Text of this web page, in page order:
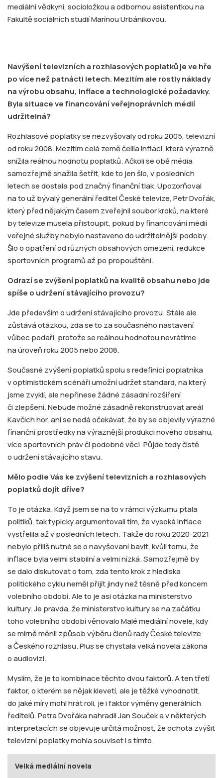
mediální vědkyní, socioložkou a odbornou asistentkou na
Fakultě sociálních studií Marínou Urbánikovou.
Navýšení televizních a rozhlasových poplatků je ve hře
po více než patnácti letech. Mezitím ale rostly náklady
na výrobu obsahu, inflace a technologické požadavky.
Byla situace ve financování veřejnoprávních médií
udržitelná?
Rozhlasové poplatky se nezvyšovaly od roku 2005, televizní
od roku 2008. Mezitím celá země čelila inflaci, která výrazně
snížila reálnou hodnotu poplatků. Ačkoli se obě média
samozřejmě snažila šetřit, kde to jen šlo, v posledních
letech se dostala pod značný finanční tlak. Upozorňoval
na to už bývalý generální ředitel České televize, Petr Dvořák,
který před nějakým časem zveřejnil soubor kroků, na které
by televize musela přistoupit, pokud by financování médií
veřejné služby nebylo nastaveno do udržitelnější podoby.
Šlo o opatření od různých obsahových omezení, redukce
sportovních programů až po propouštění.
Odrazí se zvýšení poplatků na kvalitě obsahu nebo jde
spíše o udržení stávajícího provozu?
Jde především o udržení stávajícího provozu. Stále ale
zůstává otázkou, zda se to za současného nastavení
vůbec podaří, protože se reálnou hodnotou nevrátíme
na úroveň roku 2005 nebo 2008.
Současné zvýšení poplatků spolu s redefinicí poplatníka
v optimistickém scénáři umožní udržet standard, na který
jsme zvyklí, ale nepřinese žádné zásadní rozšíření
či zlepšení. Nebude možné zásadně rekonstruovat areál
Kavčích hor, ani se nedá očekávat, že by se objevily výrazné
finanční prostředky na výraznější produkci nového obsahu,
více sportovních práv či podobné věci. Půjde tedy čistě
o udržení stávajícího stavu.
Mělo podle Vás ke zvýšení televizních a rozhlasových
poplatků dojít dříve?
To je otázka. Když jsem se na to v rámci výzkumu ptala
politiků, tak typicky argumentovali tím, že vysoká inflace
vystřelila až v posledních letech. Takže do roku 2020-2021
nebylo příliš nutné se o navyšovaní bavit, kvůli tomu, že
inflace byla velmi stabilní a velmi nízká. Samozřejmě by
se dalo diskutovat o tom, zda tento krok z hlediska
politického cyklu neměl přijít jindy než těsně před koncem
volebního období. Ale to je asi otázka na ministerstvo
kultury. Je pravda, že ministerstvo kultury se na začátku
toho volebního období věnovalo Malé mediální novele, kdy
se mírně měnil způsob výběru členů rady České televize
a Českého rozhlasu. Plus se chystala velká novela zákona
o audiovizi.
Myslím, že je to kombinace těchto dvou faktorů. A ten třetí
faktor, o kterém se nějak klevetí, ale je těžké vyhodnotit,
do jaké míry mohl hrát roli, je i faktor výměny generálních
ředitelů. Petra Dvořáka nahradil Jan Souček a v některých
interpretacích se objevuje určitá možnost, že ochota zvýšit
televizní poplatky mohla souviset i s tímto.
Velká mediální novela